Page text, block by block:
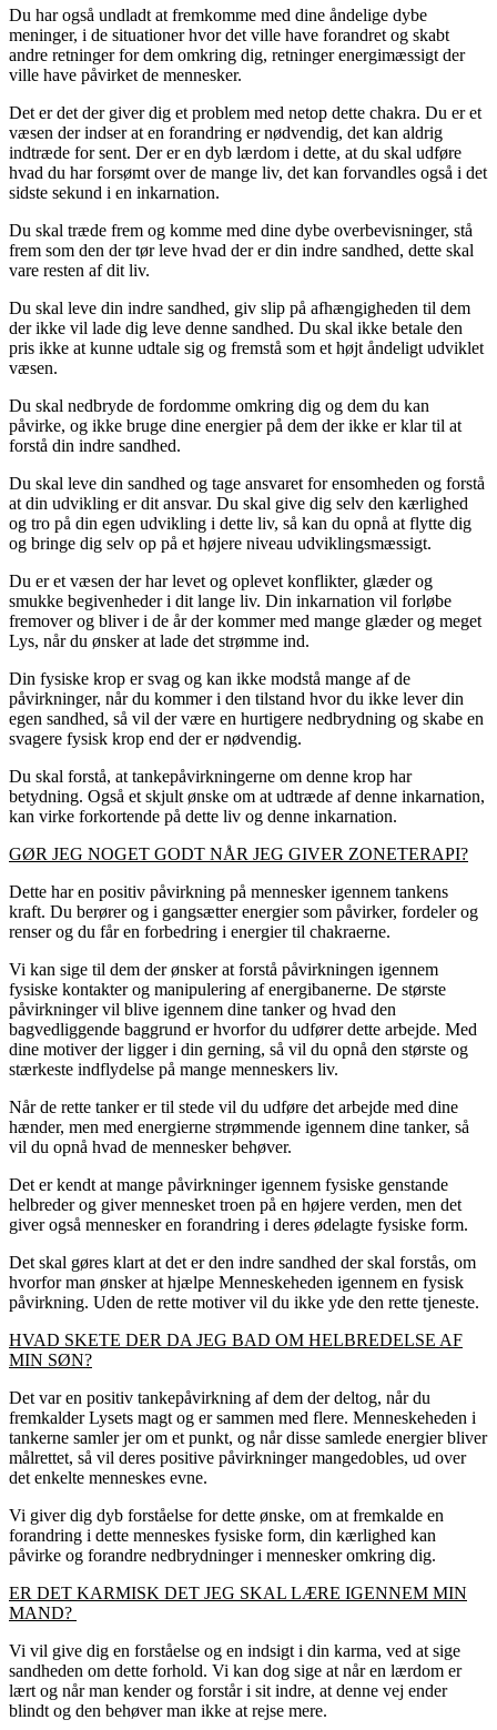
Du har også undladt at fremkomme med dine åndelige dybe
meninger, i de situationer hvor det ville have forandret og skabt
andre retninger for dem omkring dig, retninger energimæssigt der
ville have påvirket de mennesker.
Det er det der giver dig et problem med netop dette chakra. Du er et
væsen der indser at en forandring er nødvendig, det kan aldrig
indtræde for sent. Der er en dyb lærdom i dette, at du skal udføre
hvad du har forsømt over de mange liv, det kan forvandles også i det
sidste sekund i en inkarnation.
Du skal træde frem og komme med dine dybe overbevisninger, stå
frem som den der tør leve hvad der er din indre sandhed, dette skal
vare resten af dit liv.
Du skal leve din indre sandhed, giv slip på afhængigheden til dem
der ikke vil lade dig leve denne sandhed. Du skal ikke betale den
pris ikke at kunne udtale sig og fremstå som et højt åndeligt udviklet
væsen.
Du skal nedbryde de fordomme omkring dig og dem du kan
påvirke, og ikke bruge dine energier på dem der ikke er klar til at
forstå din indre sandhed.
Du skal leve din sandhed og tage ansvaret for ensomheden og forstå
at din udvikling er dit ansvar. Du skal give dig selv den kærlighed
og tro på din egen udvikling i dette liv, så kan du opnå at flytte dig
og bringe dig selv op på et højere niveau udviklingsmæssigt.
Du er et væsen der har levet og oplevet konflikter, glæder og
smukke begivenheder i dit lange liv. Din inkarnation vil forløbe
fremover og bliver i de år der kommer med mange glæder og meget
Lys, når du ønsker at lade det strømme ind.
Din fysiske krop er svag og kan ikke modstå mange af de
påvirkninger, når du kommer i den tilstand hvor du ikke lever din
egen sandhed, så vil der være en hurtigere nedbrydning og skabe en
svagere fysisk krop end der er nødvendig.
Du skal forstå, at tankepåvirkningerne om denne krop har
betydning. Også et skjult ønske om at udtræde af denne inkarnation,
kan virke forkortende på dette liv og denne inkarnation.
GØR JEG NOGET GODT NÅR JEG GIVER ZONETERAPI?
Dette har en positiv påvirkning på mennesker igennem tankens
kraft. Du berører og i gangsætter energier som påvirker, fordeler og
renser og du får en forbedring i energier til chakraerne.
Vi kan sige til dem der ønsker at forstå påvirkningen igennem
fysiske kontakter og manipulering af energibanerne. De største
påvirkninger vil blive igennem dine tanker og hvad den
bagvedliggende baggrund er hvorfor du udfører dette arbejde. Med
dine motiver der ligger i din gerning, så vil du opnå den største og
stærkeste indflydelse på mange menneskers liv.
Når de rette tanker er til stede vil du udføre det arbejde med dine
hænder, men med energierne strømmende igennem dine tanker, så
vil du opnå hvad de mennesker behøver.
Det er kendt at mange påvirkninger igennem fysiske genstande
helbreder og giver mennesket troen på en højere verden, men det
giver også mennesker en forandring i deres ødelagte fysiske form.
Det skal gøres klart at det er den indre sandhed der skal forstås, om
hvorfor man ønsker at hjælpe Menneskeheden igennem en fysisk
påvirkning. Uden de rette motiver vil du ikke yde den rette tjeneste.
HVAD SKETE DER DA JEG BAD OM HELBREDELSE AF
MIN SØN?
Det var en positiv tankepåvirkning af dem der deltog, når du
fremkalder Lysets magt og er sammen med flere. Menneskeheden i
tankerne samler jer om et punkt, og når disse samlede energier bliver
målrettet, så vil deres positive påvirkninger mangedobles, ud over
det enkelte menneskes evne.
Vi giver dig dyb forståelse for dette ønske, om at fremkalde en
forandring i dette menneskes fysiske form, din kærlighed kan
påvirke og forandre nedbrydninger i mennesker omkring dig.
ER DET KARMISK DET JEG SKAL LÆRE IGENNEM MIN
MAND?
Vi vil give dig en forståelse og en indsigt i din karma, ved at sige
sandheden om dette forhold. Vi kan dog sige at når en lærdom er
lært og når man kender og forstår i sit indre, at denne vej ender
blindt og den behøver man ikke at rejse mere.